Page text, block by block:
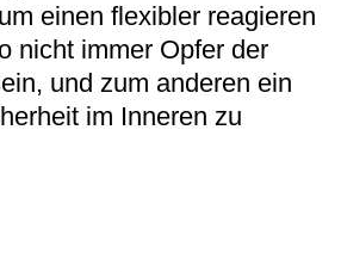
einen flexibler reagieren
nicht immer Opfer der
und zum anderen ein
im Inneren zu